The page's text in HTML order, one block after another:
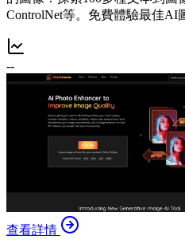
ControlNet等。免費體驗最佳AI
--
查看詳情